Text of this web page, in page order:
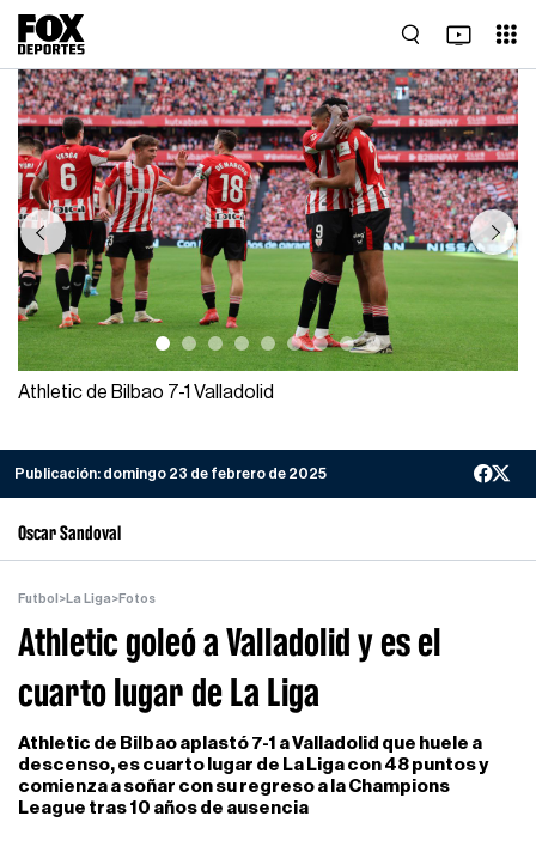
Previous Next
Athletic de Bilbao 7-1 Valladolid
Publicación: domingo 23 de febrero de 2025
Oscar Sandoval
Futbol >La Liga>Fotos
Athletic goleó a Valladolid y es el
cuarto lugar de La Liga
Athletic de Bilbao aplastó 7-1 a Valladolid que huele a
descenso, es cuarto lugar de La Liga con 48 puntos y
comienza a soñar con su regreso a la Champions
League tras 10 años de ausencia